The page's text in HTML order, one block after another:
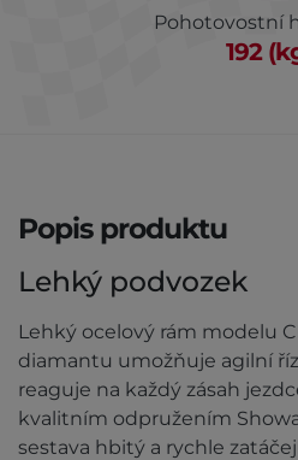
Pohotovostní
192
Popis produktu
Lehký podvozek
Lehký ocelový rám modelu
diamantu umožňuje agilní
reaguje na každý zásah
kvalitním odpružením
sestava hbitý a rychle